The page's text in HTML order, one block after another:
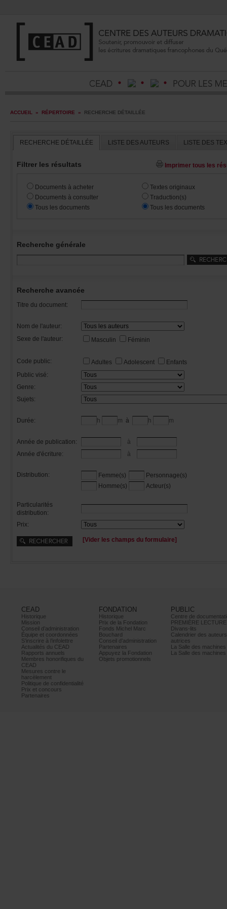
ACCUEIL » RÉPERTOIRE » RECHERCHEDÉTAILLÉE
RECHERCHEDÉTAILLÉE LISTEDESAUTEURS
Filtrerlesrésultats
Documentsàacheter
Documentsàconsulter
Touslesdocuments
Textesoriginaux
Traduction(s)
Touslesdocuments
Recherchegénérale
Rechercheavancée
Titredudocument:
Nomdel'auteur:
Sexedel'auteur:
Masculin Féminin
Codepublic: Adultes Adolescent
Enfants
Publicvisé:
Genre:
Sujets:
Durée: h m à h m
Annéedepublication:
à
Annéed'écriture:
à
Distribution: Femme(s)
Personnage(s)
Homme(s)
Acteur(s)
Particularités
distribution:
Prix:
[Viderleschampsduformulaire]
CEAD
Historique
Mission
Conseild’administration
Équipeetcoordonnées
S’inscrireàl’infolettre
ActualitésduCEAD
Rapportsannuels
Membreshonorifiquesdu
CEAD
Mesurescontrele
harcèlement
Politiquedeconfidentialité
Prixetconcours
Partenaires
FONDATION
Historique
PrixdelaFondation
FondsMichelMarc
Bouchard
Conseild’administration
Partenaires
AppuyezlaFondation
Objetspromotionnels
PUBLIC
PREMIÈRELECTURE
Divans-lits
autrices